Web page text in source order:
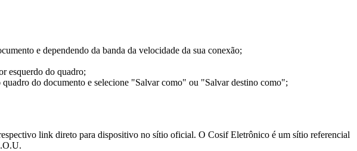
e dependendo da banda da velocidade da sua conexão;
esquerdo do quadro;
do documento e selecione "Salvar como" ou "Salvar destino como";
link direto para dispositivo no sítio oficial. O Cosif Eletrônico é um sítio referencial